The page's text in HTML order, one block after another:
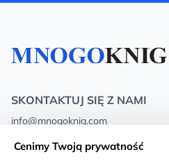
SKONTAKTUJ SIĘ Z NAMI
info@mnogoknig.com
Rīga, Augusta Deglava 69d, LV-1082
Cenimy Twoją prywatność